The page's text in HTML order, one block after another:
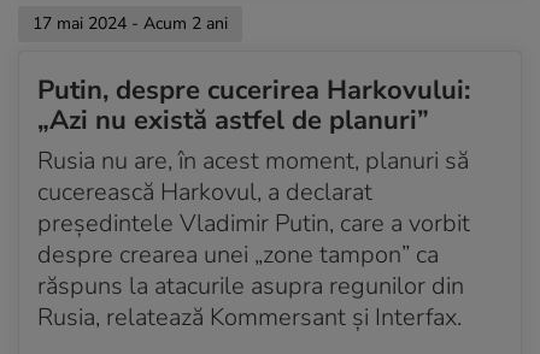
17 mai 2024 - Acum 2 ani
Putin, despre cucerirea Harkovului:
„Azi nu există astfel de planuri”
Rusia nu are, în acest moment, planuri să
cucerească Harkovul, a declarat
președintele Vladimir Putin, care a vorbit
despre crearea unei „zone tampon” ca
răspuns la atacurile asupra regunilor din
Rusia, relatează Kommersant și Interfax.